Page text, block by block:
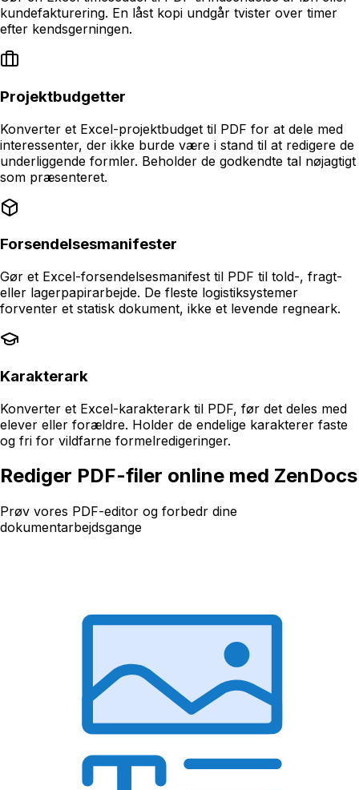
kundefakturering. En låst kopi undgår tvister over timer
efter kendsgerningen.
Projektbudgetter
Konverter et Excel-projektbudget til PDF for at dele med
interessenter, der ikke burde være i stand til at redigere de
underliggende formler. Beholder de godkendte tal nøjagtigt
som præsenteret.
Forsendelsesmanifester
Gør et Excel-forsendelsesmanifest til PDF til told-, fragt-
eller lagerpapirarbejde. De fleste logistiksystemer
forventer et statisk dokument, ikke et levende regneark.
Karakterark
Konverter et Excel-karakterark til PDF, før det deles med
elever eller forældre. Holder de endelige karakterer faste
og fri for vildfarne formelredigeringer.
Rediger PDF-filer online med ZenDocs
Prøv vores PDF-editor og forbedr dine
dokumentarbejdsgange